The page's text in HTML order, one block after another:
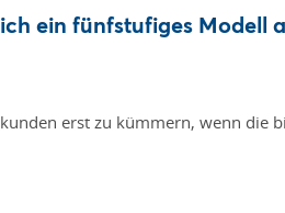
ein fünfstufiges Modell
erst zu kümmern, wenn